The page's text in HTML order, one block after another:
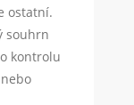
ostatní.
souhrn
kontrolu